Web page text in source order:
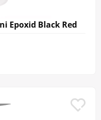
Epoxid Black Red